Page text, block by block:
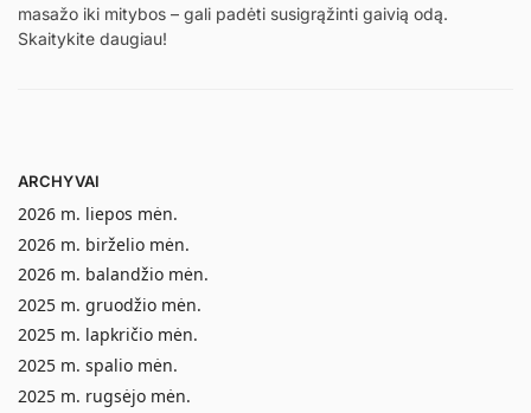
masažo iki mitybos – gali padėti susigrąžinti gaivią odą.
Skaitykite daugiau!
ARCHYVAI
2026 m. liepos mėn.
2026 m. birželio mėn.
2026 m. balandžio mėn.
2025 m. gruodžio mėn.
2025 m. lapkričio mėn.
2025 m. spalio mėn.
2025 m. rugsėjo mėn.